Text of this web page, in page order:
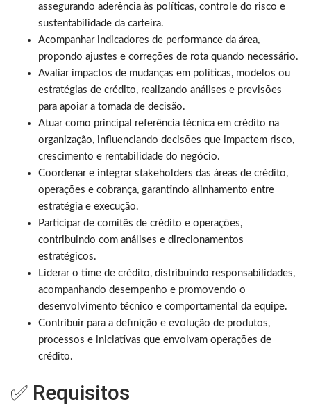
assegurando aderência às políticas, controle do risco e
sustentabilidade da carteira.
Acompanhar indicadores de performance da área,
propondo ajustes e correções de rota quando necessário.
Avaliar impactos de mudanças em políticas, modelos ou
estratégias de crédito, realizando análises e previsões
para apoiar a tomada de decisão.
Atuar como principal referência técnica em crédito na
organização, influenciando decisões que impactem risco,
crescimento e rentabilidade do negócio.
Coordenar e integrar stakeholders das áreas de crédito,
operações e cobrança, garantindo alinhamento entre
estratégia e execução.
Participar de comitês de crédito e operações,
contribuindo com análises e direcionamentos
estratégicos.
Liderar o time de crédito, distribuindo responsabilidades,
acompanhando desempenho e promovendo o
desenvolvimento técnico e comportamental da equipe.
Contribuir para a definição e evolução de produtos,
processos e iniciativas que envolvam operações de
crédito.
✅ Requisitos